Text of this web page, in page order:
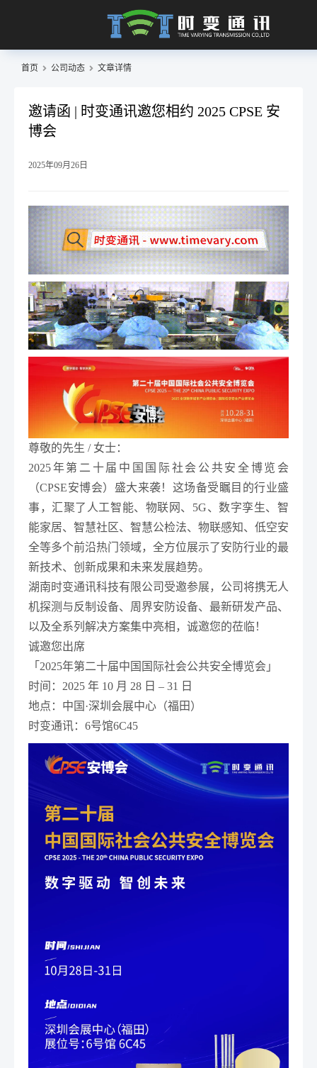
首页 公司动态 文章详情
邀请函 | 时变通讯邀您相约 2025 CPSE 安
博会
2025年09月26日
尊敬的先生 / 女士：
2025年第二十届中国国际社会公共安全博览会
（CPSE安博会）盛大来袭！这场备受瞩目的行业盛
事，汇聚了人工智能、物联网、5G、数字孪生、智
能家居、智慧社区、智慧公检法、物联感知、低空安
全等多个前沿热门领域，全方位展示了安防行业的最
新技术、创新成果和未来发展趋势。
湖南时变通讯科技有限公司 受邀参展，公司将携无人
机探测与反制设备、周界安防设备、最新研发产品、
以及全系列解决方案集中亮相，诚邀您的莅临！
诚邀您出席
「2025年第二十届中国国际社会公共安全博览会」
时间： 2025 年 10 月 28 日 – 31 日
地点： 中国·深圳会展中心（福田）
时变通讯： 6号馆6C45